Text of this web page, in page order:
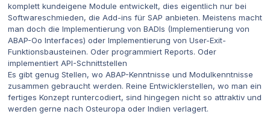
komplett kundeigene Module entwickelt, dies eigentlich nur bei
Softwareschmieden, die Add-ins für SAP anbieten. Meistens macht
man doch die Implementierung von BADIs (Implementierung von
ABAP-Oo Interfaces) oder Implementierung von User-Exit-
Funktionsbausteinen. Oder programmiert Reports. Oder
implementiert API-Schnittstellen
Es gibt genug Stellen, wo ABAP-Kenntnisse und Modulkenntnisse
zusammen gebraucht werden. Reine Entwicklerstellen, wo man ein
fertiges Konzept runtercodiert, sind hingegen nicht so attraktiv und
werden gerne nach Osteuropa oder Indien verlagert.